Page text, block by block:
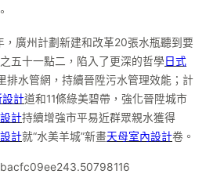
，廣州計劃新建和改革20張水瓶聽到要
五十一點二，陷入了更深的哲學 日式
排水管網，持續晉陞污水管理效能；計
設計道和11條綠美碧帶，強化晉陞城市
計持續增強市平易近群眾親水獲得
計就“水美羊城”新畫天母室內設計卷。